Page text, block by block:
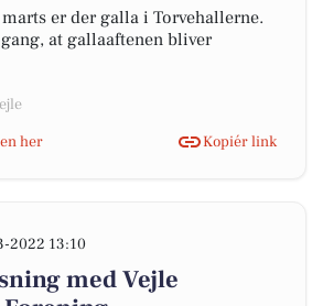
er der galla i Torvehallerne.
at gallaaftenen bliver
her
Kopiér link
2022 13:10
med Vejle